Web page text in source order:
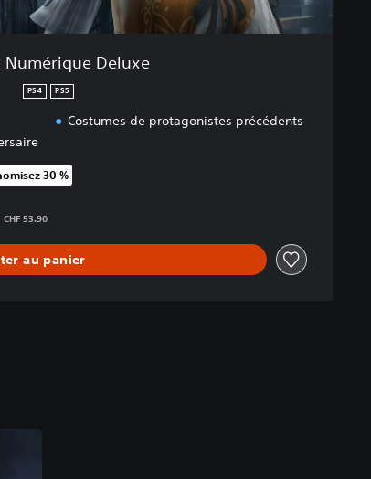
Numérique Deluxe
PS4 PS5
Costumes de protagonistes précédents
prix d'origine de CHF 53.90
30 %
53.90
au panier